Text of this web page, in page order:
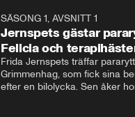
SÄSONG 1, AVSNITT 1
Jernspets gästar
Felicia och
Frida Jernspets träffar
Grimmenhag, som fick sina
efter en bilolycka. Sen åker